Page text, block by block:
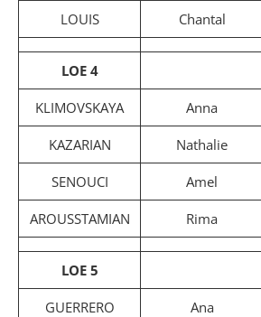
LOUIS Chantal
LOE 4
KLIMOVSKAYA Anna
KAZARIAN Nathalie
SENOUCI Amel
AROUSSTAMIAN Rima
LOE 5
GUERRERO
Ana